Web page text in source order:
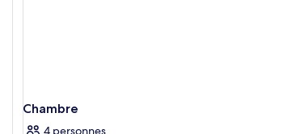
Chambre
4 personnes